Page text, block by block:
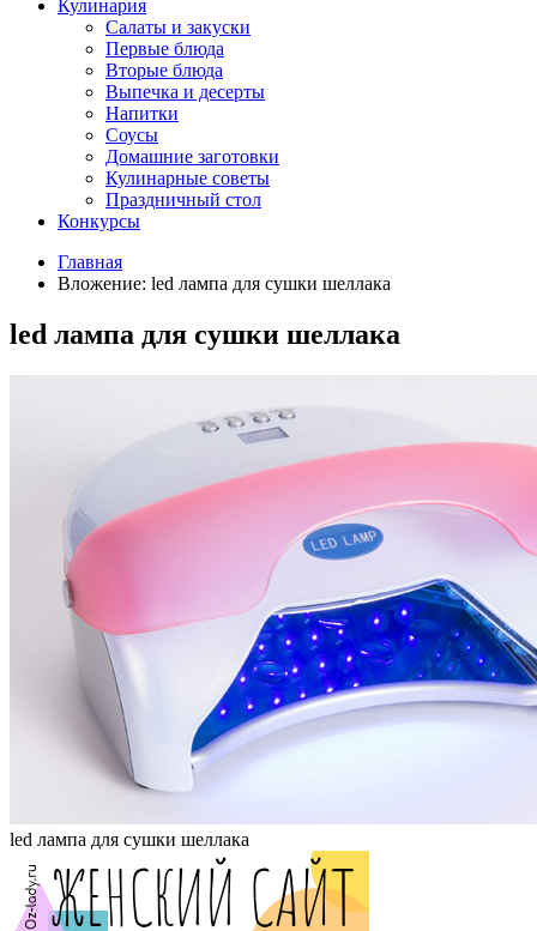
Кулинария
Салаты и закуски
Первые блюда
Вторые блюда
Выпечка и десерты
Напитки
Соусы
Домашние заготовки
Кулинарные советы
Праздничный стол
Конкурсы
Главная
Вложение: led лампа для сушки шеллака
led лампа для сушки шеллака
led лампа для сушки шеллака